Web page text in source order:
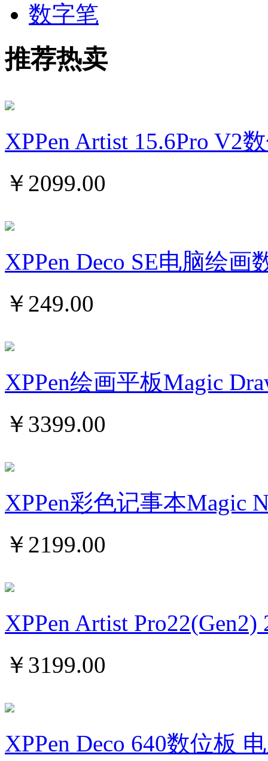
数字笔
推荐热卖
XPPen Artist 15.6Pro V2
￥ 2099.00
XPPen Deco SE电脑绘画
￥ 249.00
XPPen绘画平板Magic
￥ 3399.00
XPPen彩色记事本Magic
￥ 2199.00
XPPen Artist Pro22(Gen2)
￥ 3199.00
XPPen Deco 640数位板